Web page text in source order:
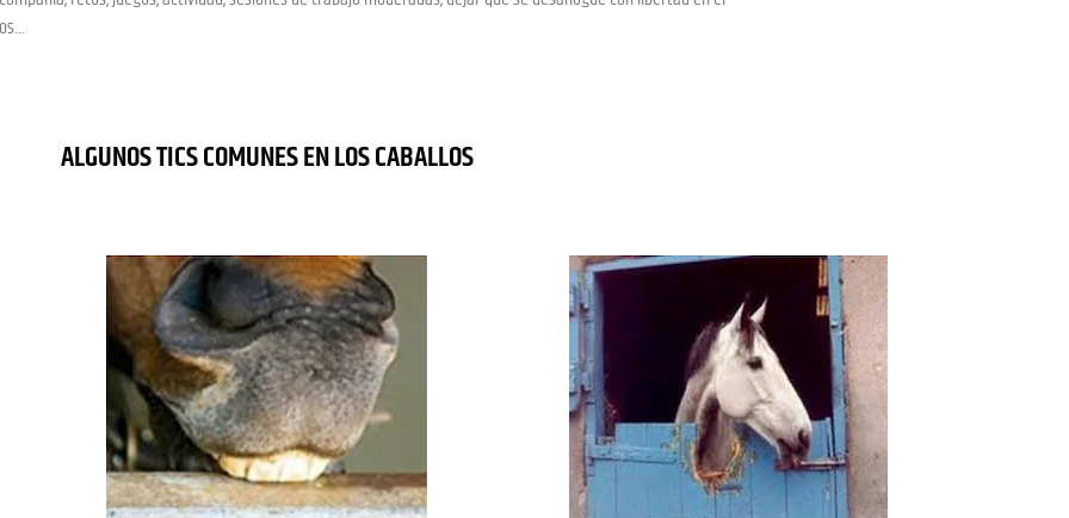
ALGUNOS TICS COMUNES EN LOS CABALLOS